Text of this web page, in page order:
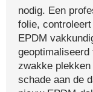
nodig. Een
folie,
EPDM
zwakke
schade aan de